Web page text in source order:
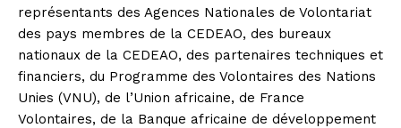
représentants des Agences Nationales de Volontariat
des pays membres de la CEDEAO, des bureaux
nationaux de la CEDEAO, des partenaires techniques et
financiers, du Programme des Volontaires des Nations
Unies (VNU), de l’Union africaine, de France
Volontaires, de la Banque africaine de développement